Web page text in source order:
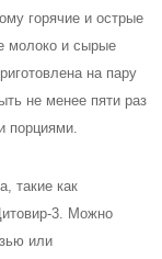
горячие и острые
молоко и сырые
на пару
не менее пяти раз
порциями.
такие как
3. Можно
или